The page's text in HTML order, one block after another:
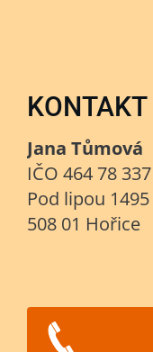
KONTAKT
Jana Tůmová
IČO 464 78 337
Pod lipou 1495
508 01 Hořice